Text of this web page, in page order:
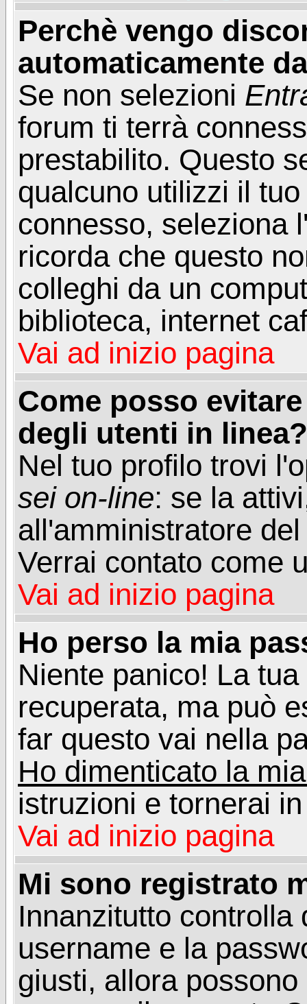
Perchè vengo
automaticamente
Se non selezioni
forum ti terrà
prestabilito. Questo
qualcuno utilizzi il
connesso, seleziona
ricorda che questo
colleghi da un
biblioteca, internet
Vai ad inizio pagina
Come posso
degli utenti in linea?
Nel tuo profilo trovi
sei on-line: se la
all'amministratore
Verrai contato come
Vai ad inizio pagina
Ho perso la mia
Niente panico! La
recuperata, ma può
far questo vai nella
Ho dimenticato la
istruzioni e tornerai
Vai ad inizio pagina
Mi sono registrato
Innanzitutto controlla
username e la
giusti, allora